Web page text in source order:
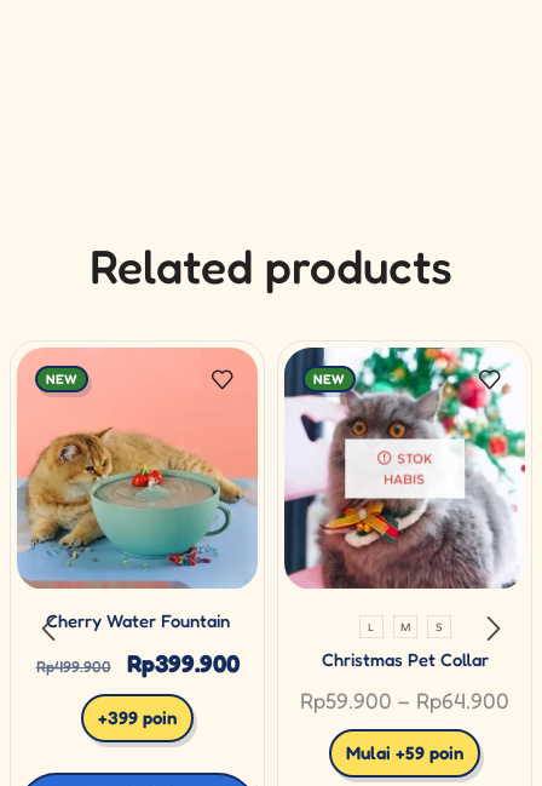
Related products
NEW
Cherry Water Fountain
Rp499.900 Rp399.900
+399 poin
NEW
STOK
HABIS
L M S
Christmas Pet Collar
Rp59.900 – Rp64.900
Mulai +59 poin